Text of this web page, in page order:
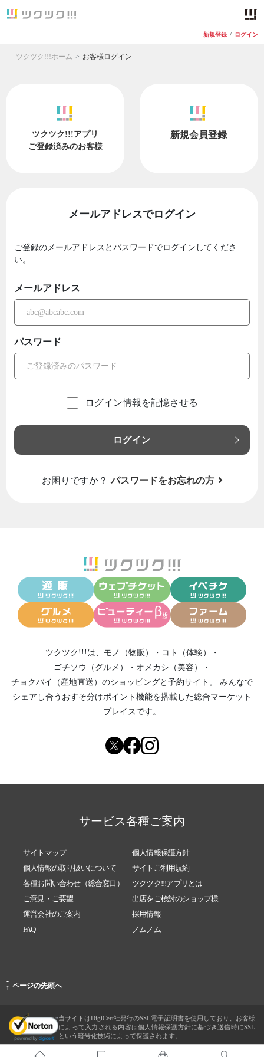
新規登録 / ログイン
ツクツク!!!ホーム お客様ログイン
ツクツク!!!アプリ
ご登録済みのお客様
新規会員登録
メールアドレスでログイン
ご登録のメールアドレスとパスワードでログインしてくださ
い。
メールアドレス
パスワード
ログイン情報を記憶させる
ログイン
お困りですか？ パスワードをお忘れの方
ツクツク!!!は、 モノ（物販） ・ コト（体験）
・
ゴチソウ（グルメ）
・ オメカシ（美容）
・
チョクバイ（産地直送） のショッピングと予約サイト。
みんなで
シェアし合う おすそ分けポイント機能を搭載した総合マーケット
プレイスです。
サービス各種ご案内
サイトマップ
個人情報保護方針
個人情報の取り扱いについて
サイトご利用規約
各種お問い合わせ（総合窓口）
ツクツク!!!アプリとは
ご意見・ご要望
出店をご検討のショップ様
運営会社のご案内
採用情報
FAQ
ノムノム
-
↑ ページの先頭へ
当サイトはDigiCert社発行のSSL電子証明書を使用しており、お客様
によって入力される内容は個人情報保護方針に基づき送信時にSSL
という暗号化技術によって保護されます。